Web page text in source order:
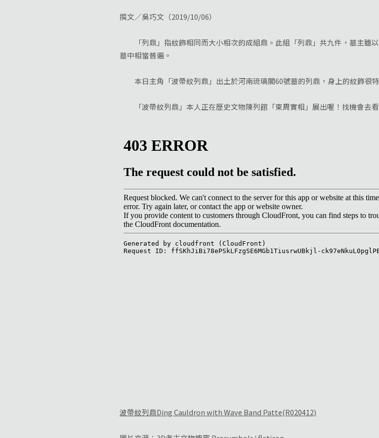
撰文／吳巧文（2019/10/06）
「列鼎」指紋飾相同而大小相次的成組鼎。此組「列鼎」共九件，墓主
墓中相當普遍。
本日主角「波帶紋列鼎」出土於河南琉璃閣60號墓的列鼎，身上的紋飾很
「波帶紋列鼎」本人正在歷史文物陳列館「東周實相」展出喔！找機會去看
波帶紋列鼎Ding Cauldron with Wave Band Patte(R020412)